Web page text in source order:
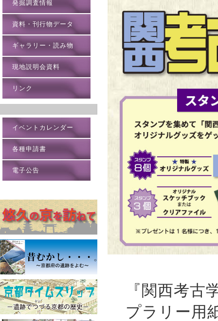
『関西考
プラリー用
発掘調査情報
資料・刊行物データ
ギャラリー・読み物
現地説明会資料
リンク
イベントカレンダー
各種申請書
電子公告